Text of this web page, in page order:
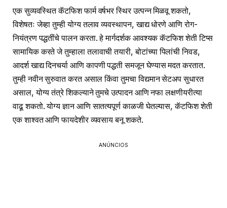
एक सुव्यवस्थित कॅटफिश फार्म वर्षभर स्थिर उत्पन्न मिळवू शकतो,
विशेषतः जेव्हा तुम्ही योग्य तलाव व्यवस्थापन, खाद्य धोरणे आणि रोग-
नियंत्रण पद्धतींचे पालन करता. हे मार्गदर्शक आवश्यक कॅटफिश शेती टिप्स
सामायिक करते जे तुम्हाला तलावाची तयारी, बोटांच्या पिलांची निवड,
आदर्श खाद्य दिनचर्या आणि कापणी पद्धती समजून घेण्यास मदत करतात.
तुम्ही नवीन सुरुवात करत असाल किंवा तुमचा विद्यमान सेटअप सुधारत
असाल, योग्य तंत्रे शिकल्याने तुमचे उत्पादन आणि नफा लक्षणीयरीत्या
वाढू शकतो. योग्य ज्ञान आणि सातत्यपूर्ण काळजी घेतल्यास, कॅटफिश शेती
एक शाश्वत आणि फायदेशीर व्यवसाय बनू शकते.
ANÚNCIOS